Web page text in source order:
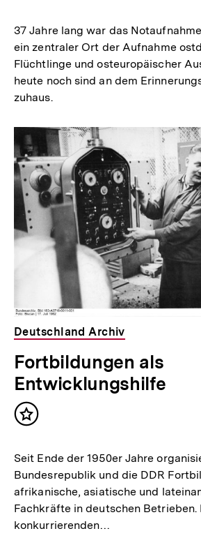
37 Jahre lang war das
ein zentraler Ort der Aufnahme
Flüchtlinge und osteuropäischer
heute noch sind an dem
zuhaus.
Deutschland Archiv
Fortbildungen als
Entwicklungshilfe
Inhalt
Seit Ende der 1950er Jahre
Bundesrepublik und die DDR
afrikanische, asiatische und
Fachkräfte in deutschen Betrieben.
konkurrierenden…